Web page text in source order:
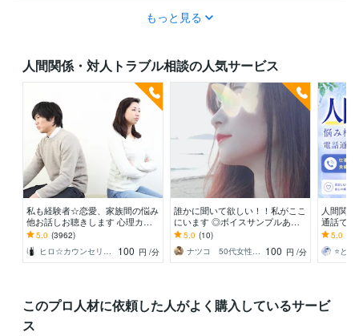
もっと見る
人間関係・対人トラブル相談の人気サービス
私も経験者☆恋愛、家族間の悩み
他お話しお聴きします 心理カウ
ンセラーが恋愛・復縁・夫婦問題
等☆解決策を共有します
5.0 (3962)
ヒロ☆カウンセリング＆コンサルティング
100 円 /分
誰かに聞いて欲しい！！私がここ
にいます ◎ボイスサンプルあり
◎ゆっくり丁寧にお話お聴きしま
す。
5.0 (10)
ナツコ 50代女性 ８月限定お値下げ中！ 100 円 /分
人間関
通話で
司・同
人の関
5.0
このプロ人材に依頼した人がよく購入しているサービ
ス